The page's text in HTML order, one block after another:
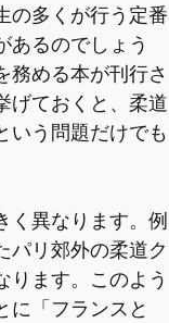
の多くが行う定番
あるのでしょう
務める本が刊行さ
げておくと、柔道
いう問題だけでも
く異なります。例
パリ郊外の柔道ク
ります。このよう
に「フランスと